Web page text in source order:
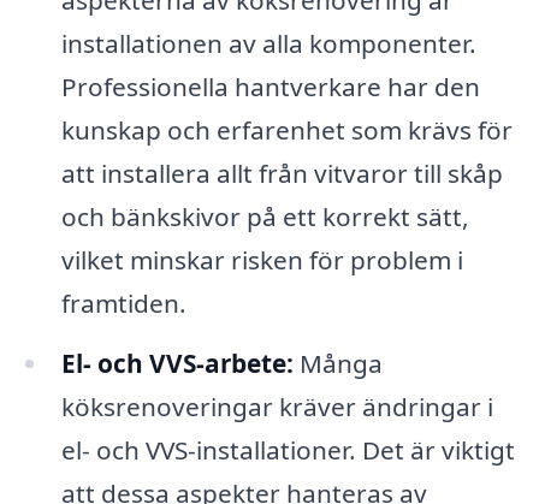
installationen av alla komponenter.
Professionella hantverkare har den
kunskap och erfarenhet som krävs för
att installera allt från vitvaror till skåp
och bänkskivor på ett korrekt sätt,
vilket minskar risken för problem i
framtiden.
El- och VVS-arbete: Många
köksrenoveringar kräver ändringar i
el- och VVS-installationer. Det är viktigt
att dessa aspekter hanteras av